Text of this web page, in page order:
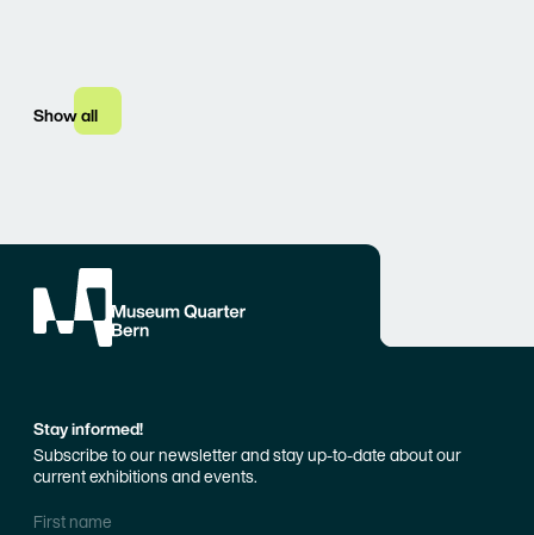
Show all
Stay informed!
Subscribe to our newsletter and stay up-to-date about our
current exhibitions and events.
First name